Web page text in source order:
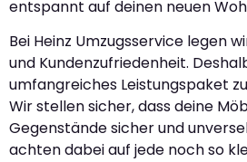
entspannt auf deinen neuen
Bei Heinz Umzugsservice legen
und Kundenzufriedenheit.
umfangreiches Leistungspaket
Wir stellen sicher, dass deine
Gegenstände sicher und
achten dabei auf jede noch so